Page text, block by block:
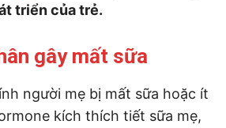
triển của trẻ.
gây mất sữa
người mẹ bị mất sữa hoặc ít
kích thích tiết sữa mẹ,